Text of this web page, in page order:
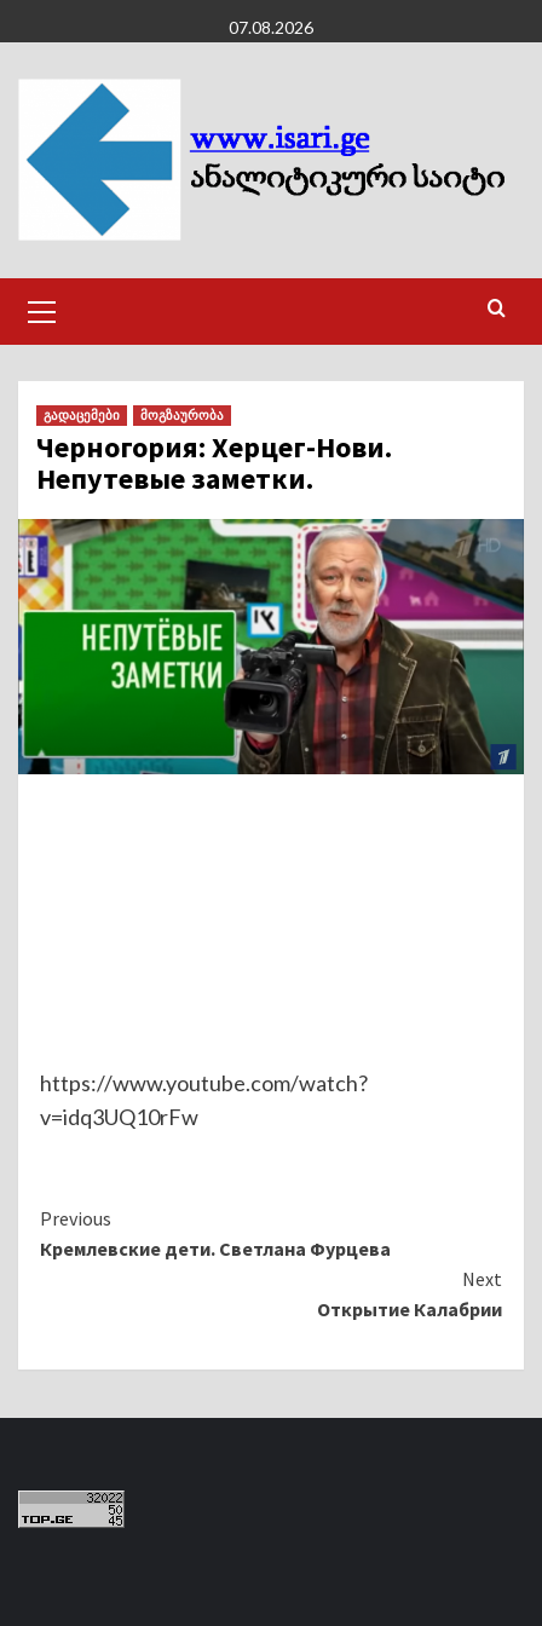
to
content
07.08.2026
Menu
გადაცემები მოგზაურობა
Черногория: Херцег-Нови.
Непутевые заметки.
https://www.youtube.com/watch?
v=idq3UQ10rFw
Continue
Reading
Previous
Кремлевские дети. Светлана Фурцева
Next
Открытие Калабрии